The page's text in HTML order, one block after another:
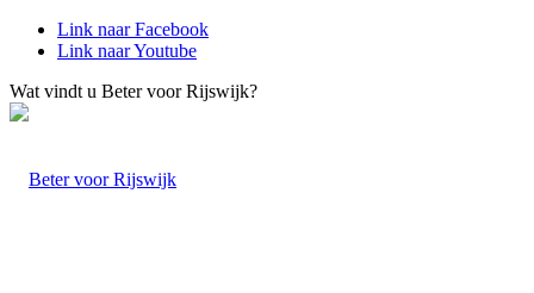
Link naar Facebook
Link naar Youtube
Wat vindt u Beter voor Rijswijk?